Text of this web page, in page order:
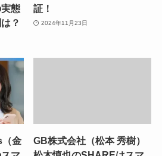
態
？
証！
2024年11月23日
金
GB株式会社（松本 秀樹）